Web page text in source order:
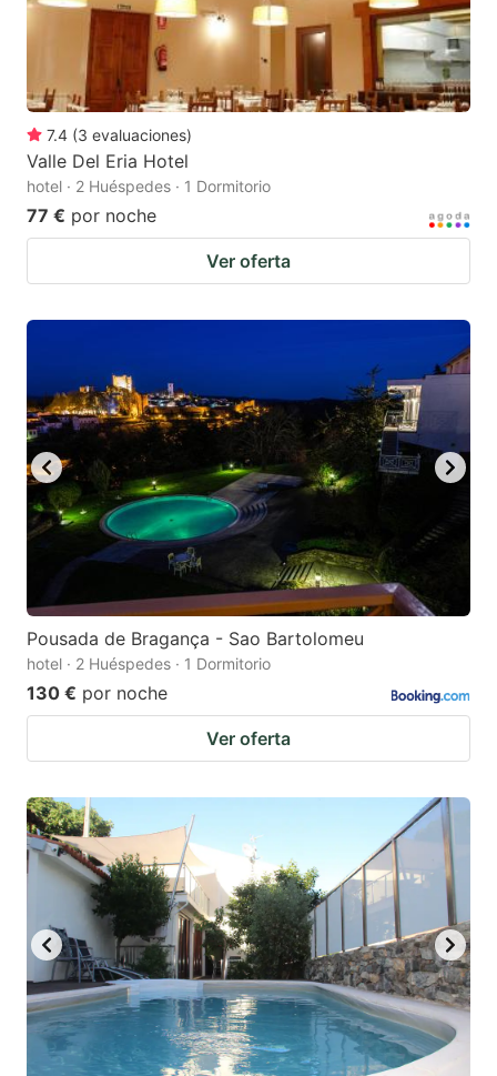
7.4 (3 evaluaciones)
Valle Del Eria Hotel
hotel · 2 Huéspedes · 1 Dormitorio
77 € por noche
Ver oferta
Pousada de Bragança - Sao Bartolomeu
hotel · 2 Huéspedes · 1 Dormitorio
130 € por noche
Ver oferta